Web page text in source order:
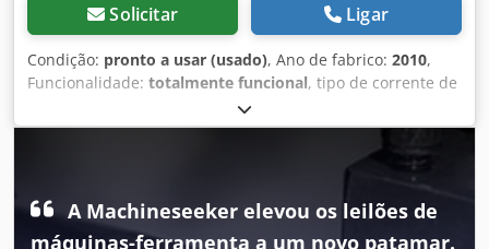
Solicitar Ligar
Condição: pronto a usar (usado), Ano de fabrico: 2010,
Funcionalidade: totalmente funcional, tipo de corrente de
, Soldadora de quatro cabeças Elumatec
VS 750 com linha de limpeza CNC de 4 eixos EV850. A
soldadora e a limpadora estão atualmente programadas
apenas para perfis SCHUCO. Codpfx Ajx E Rd Djd Ssha
Intervalo de altura dos perfis para soldadura: 30-185 mm
Dimensões mínimas da janela para soldadura: 350 x 350
mm Dimensões máximas da janela para soldadura: 2600 x
A Machineseeker elevou os leilões de
máquinas-ferramenta a um novo patamar.